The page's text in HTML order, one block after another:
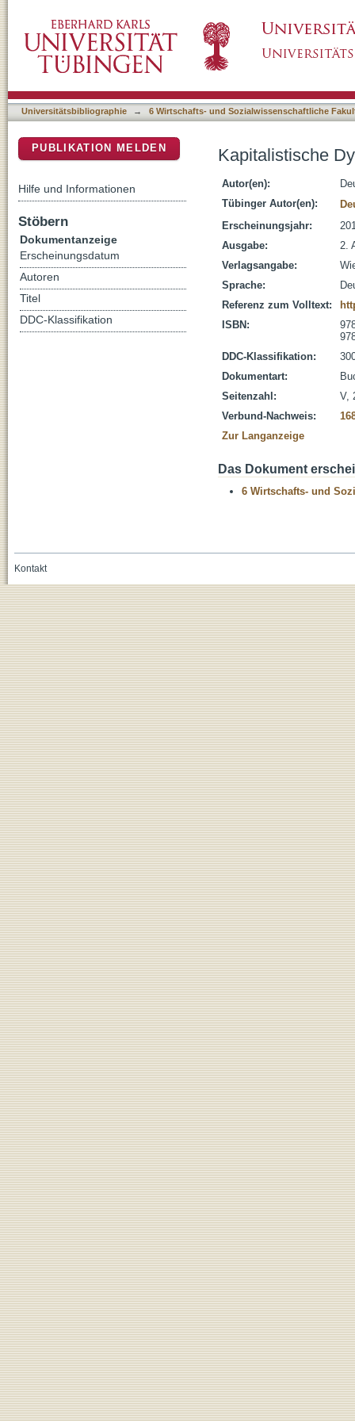
Universitätsbibliographie → 6 Wirtschafts- und Sozialwissenschaftliche
Kapitalistische
Autor(en):
Tübinger Autor(en):
Erscheinungsjahr:
Ausgabe:
2.
Verlagsangabe:
Sprache:
Referenz zum Volltext:
ISBN:
DDC-Klassifikation:
Dokumentart:
Seitenzahl:
V,
Verbund-Nachweis:
Zur Langanzeige
Das Dokument
6 Wirtschafts- und
PUBLIKATION MELDEN
Hilfe und Informationen
Stöbern
Dokumentanzeige
Erscheinungsdatum
Autoren
Titel
DDC-Klassifikation
Kontakt